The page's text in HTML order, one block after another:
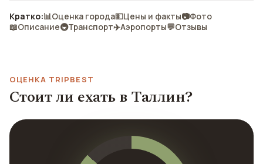
Кратко:📊Оценка города💵Цены и факты📷Фото
📖Описание🚇Транспорт✈️Аэропорты💬Отзывы
ОЦЕНКА TRIPBEST
Стоит ли ехать в Таллин?